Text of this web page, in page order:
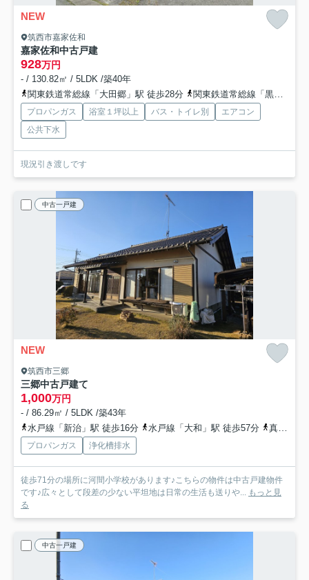
NEW
筑西市嘉家佐和
嘉家佐和中古戸建
928万円
- / 130.82㎡ / 5LDK /築40年
関東鉄道常総線「大田郷」駅 徒歩28分
関東鉄道常総線「黒子」駅 徒歩30分
プロパンガス 浴室１坪以上 バス・トイレ別
エアコン
公共下水
現況引き渡しです
中古一戸建
NEW
筑西市三郷
三郷中古戸建て
1,000万円
- / 86.29㎡ / 5LDK /築43年
水戸線「新治」駅 徒歩16分
水戸線「大和」駅 徒歩57分 真岡鉄道「折本」駅 徒歩88分
プロパンガス 浄化槽排水
徒歩71分の場所に河間小学校があります♪こちらの物件は中古戸建物件
です♪広々として段差の少ない平坦地は日常の生活も送りや... もっと見
る
中古一戸建